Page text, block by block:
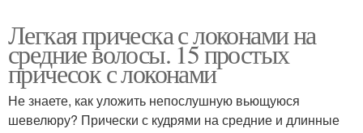
Легкая прическа с локонами на
средние волосы. 15 простых
причесок с локонами
Не знаете, как уложить непослушную вьющуюся
шевелюру? Прически с кудрями на средние и длинные